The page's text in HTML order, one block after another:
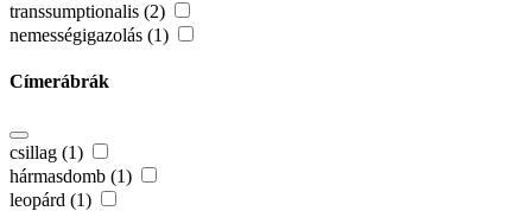
transsumptionalis (2)
nemességigazolás (1)
Címerábrák
csillag (1)
hármasdomb (1)
leopárd (1)